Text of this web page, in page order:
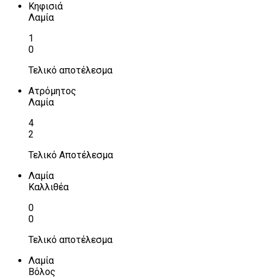
Κηφισιά
Λαμία
1
0
Τελικό αποτέλεσμα
Ατρόμητος
Λαμία
4
2
Τελικό Αποτέλεσμα
Λαμία
Καλλιθέα
0
0
Τελικό αποτέλεσμα
Λαμία
Βόλος